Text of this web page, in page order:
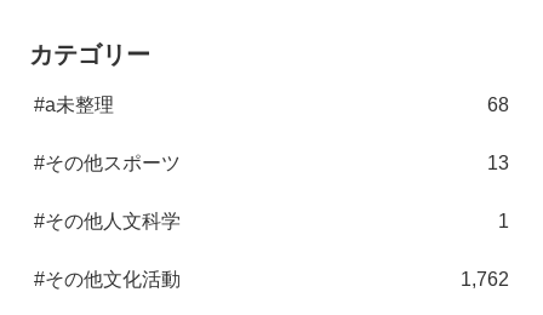
カテゴリー
#a未整理 68
#その他スポーツ 13
#その他人文科学 1
#その他文化活動 1,762